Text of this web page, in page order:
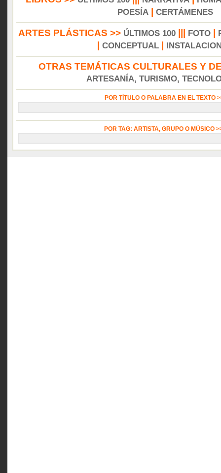
POESÍA| CERTÁMENES
ARTES PLÁSTICAS >> ÚLTIMOS 100 FOTO
CONCEPTUAL
OTRAS TEMÁTICAS CULTURALES Y
ARTESANÍA, TURISMO,
POR TÍTULO O PALABRA EN EL TEXTO
POR TAG: ARTISTA, GRUPO O MÚSICO